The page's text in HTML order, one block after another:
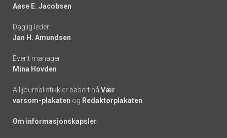
-
links
Aase E. Jacobsen
Daglig leder:
Jan H. Amundsen
Event manager:
Mina Hovden
All journalistikk er basert på Vær
varsom-plakaten og Redaktørplakaten
Om informasjonskapsler